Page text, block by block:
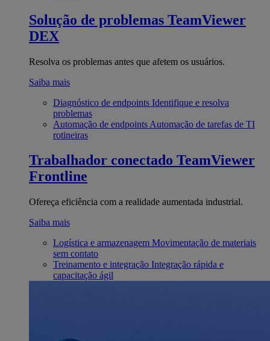
Solução de problemas TeamViewer
DEX
Resolva os problemas antes que afetem os usuários.
Saiba mais
Diagnóstico de endpoints Identifique e resolva
problemas
Automação de endpoints Automação de tarefas de TI
rotineiras
Trabalhador conectado TeamViewer
Frontline
Ofereça eficiência com a realidade aumentada industrial.
Saiba mais
Logística e armazenagem Movimentação de materiais
sem contato
Treinamento e integração Integração rápida e
capacitação ágil